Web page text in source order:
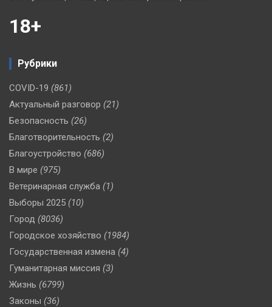
18+
Рубрики
COVID-19 (861)
Актуальный разговор (21)
Безопасность (26)
Благотворительность (2)
Благоустройство (686)
В мире (975)
Ветеринарная служба (1)
Выборы 2025 (10)
Город (8036)
Городское хозяйство (1984)
Государственная измена (4)
Гуманитарная миссия (3)
Жизнь (6799)
Законы (36)